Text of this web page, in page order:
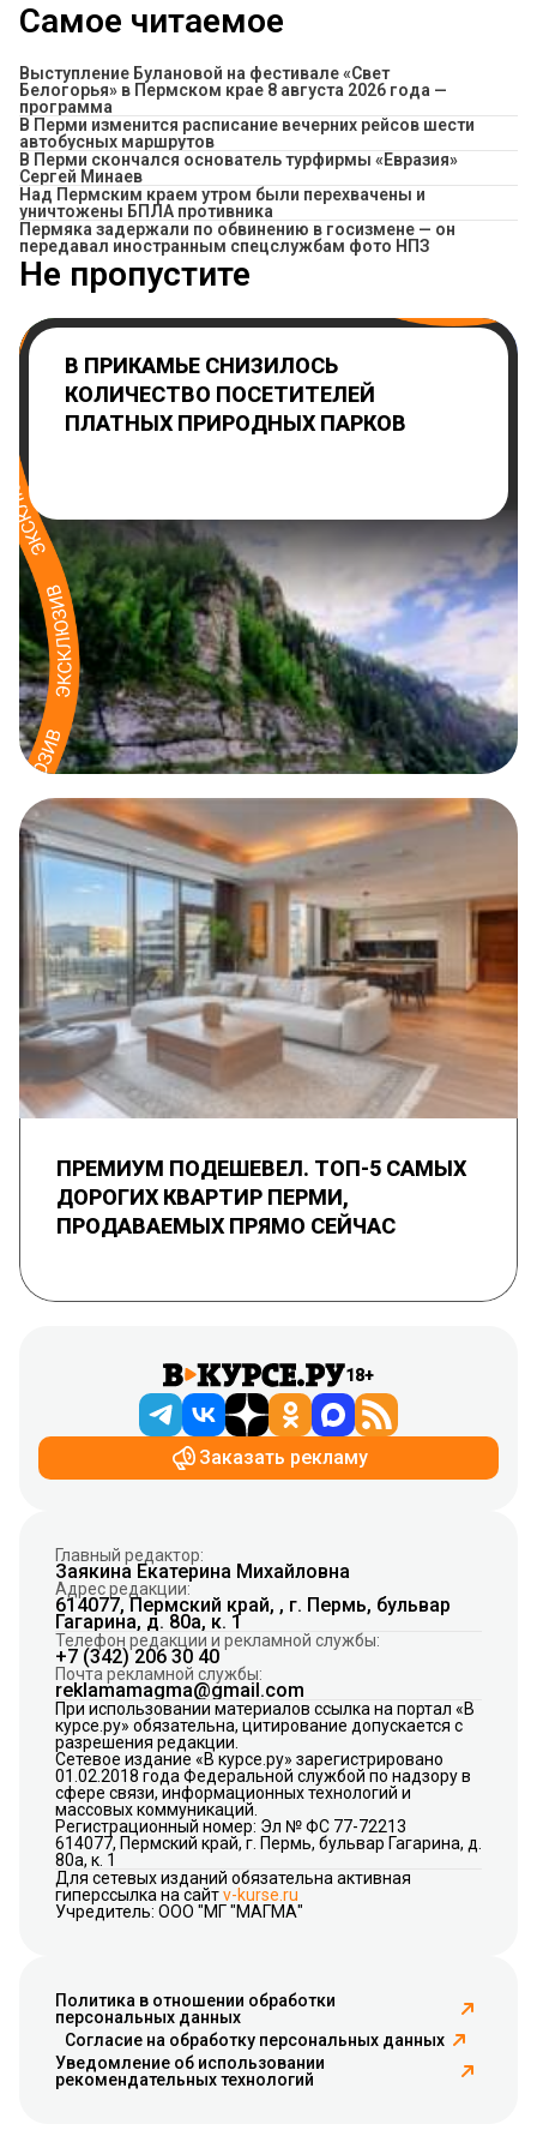
Самое читаемое
Выступление Булановой на фестивале «Свет
Белогорья» в Пермском крае 8 августа 2026 года —
программа
​В Перми изменится расписание вечерних рейсов шести
автобусных маршрутов
В Перми скончался основатель турфирмы «Евразия»
Сергей Минаев
Над Пермским краем утром были перехвачены и
уничтожены БПЛА противника
Пермяка задержали по обвинению в госизмене — он
передавал иностранным спецслужбам фото НПЗ
Не пропустите
В ПРИКАМЬЕ СНИЗИЛОСЬ
КОЛИЧЕСТВО ПОСЕТИТЕЛЕЙ
ПЛАТНЫХ ПРИРОДНЫХ ПАРКОВ
ПРЕМИУМ ПОДЕШЕВЕЛ. ТОП-5 САМЫХ
ДОРОГИХ КВАРТИР ПЕРМИ,
ПРОДАВАЕМЫХ ПРЯМО СЕЙЧАС
18+
Заказать рекламу
Главный редактор:
Заякина Екатерина Михайловна
Адрес редакции:
614077, Пермский край, , г. Пермь, бульвар
Гагарина, д. 80а, к. 1
Телефон редакции и рекламной службы:
+7 (342) 206 30 40
Почта рекламной службы:
reklamamagma@gmail.com
При использовании материалов ссылка на портал «В
курсе.ру» обязательна, цитирование допускается с
разрешения редакции.
Сетевое издание «В курсе.ру» зарегистрировано
01.02.2018 года Федеральной службой по надзору в
сфере связи, информационных технологий и
массовых коммуникаций.
Регистрационный номер: Эл № ФС 77-72213
614077, Пермский край, г. Пермь, бульвар Гагарина, д.
80а, к. 1
Для сетевых изданий обязательна активная
гиперссылка на сайтv-kurse.ru
Учредитель: ООО "МГ "МАГМА"
Политика в отношении обработки
персональных данных
Согласие на обработку персональных данных
Уведомление об использовании
рекомендательных технологий